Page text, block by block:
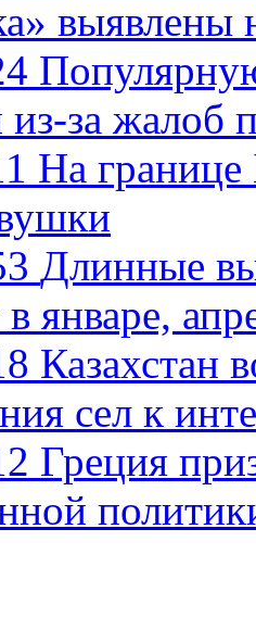
из-за жалоб
На границе
Длинные
январе,
Казахстан
сел к
Греция